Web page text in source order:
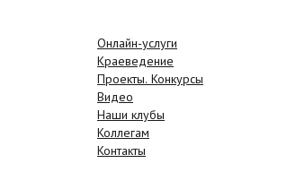
Онлайн-услуги
Краеведение
Проекты. Конкурсы
Видео
Наши клубы
Коллегам
Контакты